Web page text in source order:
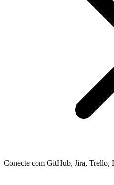
Conecte com GitHub, Jira, Trello,